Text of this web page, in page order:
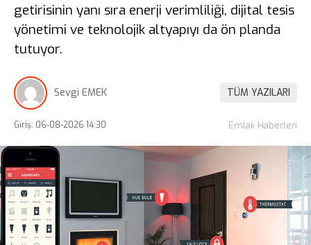
getirisinin yanı sıra enerji verimliliği, dijital tesis
yönetimi ve teknolojik altyapıyı da ön planda
tutuyor.
Sevgi EMEK TÜM YAZILARI
Giriş: 06-08-2026 14:30 Emlak Haberleri